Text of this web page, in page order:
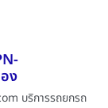
ง
บริการรถยกรถ